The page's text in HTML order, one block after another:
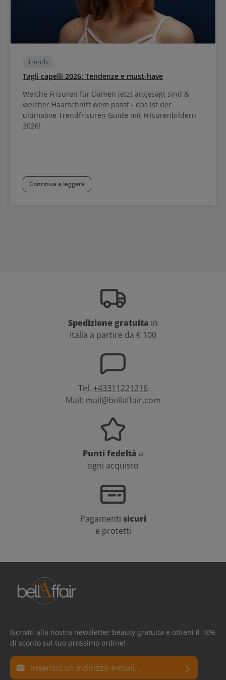
Trends
Tagli capelli 2026: Tendenze e must-have
Welche Frisuren für Damen jetzt angesagt sind &
welcher Haarschnitt wem passt - das ist der
ultimative Trendfrisuren Guide mit Frisurenbildern
2026!
Continua a leggere
Spedizione gratuita in
Italia a partire da € 100
Tel. +43311221216
Mail: mail@bellaffair.com
Punti fedeltà a
ogni acquisto
Pagamenti sicuri
e protetti
Iscriviti alla nostra newsletter beauty gratuita e ottieni il 10%
di sconto sul tuo prossimo ordine!
Indirizzo e-mail*